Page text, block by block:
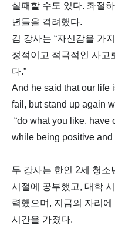
실패할 수도 있다. 좌절
년들을 격려했다.
김 강사는 “자신감을 가
정적이고 적극적인 사고
다.”
And he said that our life
fail, but stand up again
“do what you like, have
while being positive and
두 강사는 한인 2세 청소
시절에 공부했고, 대학
력했으며, 지금의 자리
시간을 가졌다.